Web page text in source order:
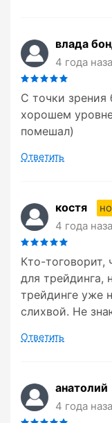
влада
4 года
С точки
хорошем
помешал)
Ответить
костя
4 года
Кто-тоговорит,
для трейдинга,
трейдинге уже
слихвой. Не
Ответить
анатолий
4 года